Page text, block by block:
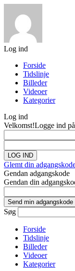
Log ind
Forside
Tidslinje
Billeder
Videoer
Kategorier
Log ind
Velkomst!Logge ind
Glemt din
Gendan adgangskode
Gendan din
Søg
Forside
Tidslinje
Billeder
Videoer
Kategorier